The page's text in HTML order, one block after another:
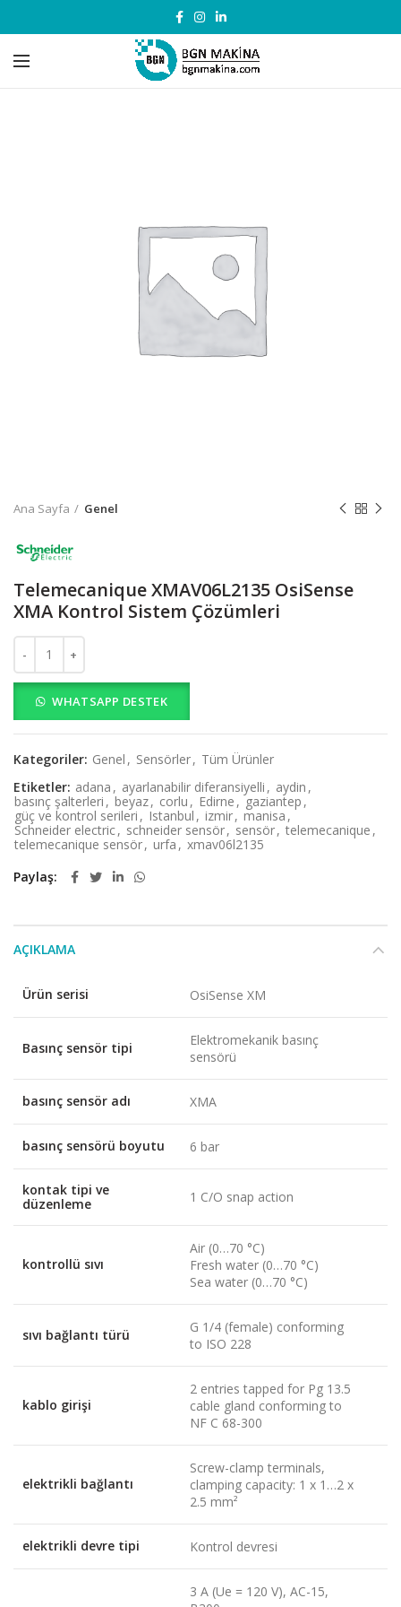
Ana Sayfa Genel
Telemecanique XMAV06L2135 OsiSense
XMA Kontrol Sistem Çözümleri
Telemecanique XMAV06L2135 OsiSense XMA Kontrol Sistem
WHATSAPP DESTEK
Kategoriler: Genel , Sensörler, Tüm Ürünler
Etiketler: adana , ayarlanabilir diferansiyelli , aydin ,
basınç şalterleri , beyaz, corlu , Edirne , gaziantep ,
güç ve kontrol serileri , Istanbul , izmir, manisa ,
Schneider electric, schneider sensör, sensör, telemecanique ,
telemecanique sensör, urfa , xmav06l2135
Paylaş
AÇIKLAMA
Ürün serisi OsiSense XM
Basınç sensör tipi
Elektromekanik basınç
sensörü
basınç sensör adı XMA
basınç sensörü boyutu 6 bar
kontak tipi ve
düzenleme
1 C/O snap action
kontrollü sıvı
Air (0…70 °C)
Fresh water (0…70 °C)
Sea water (0…70 °C)
sıvı bağlantı türü
G 1/4 (female) conforming
to ISO 228
kablo girişi
2 entries tapped for Pg 13.5
cable gland conforming to
NF C 68-300
elektrikli bağlantı
Screw-clamp terminals,
clamping capacity: 1 x 1…2 x
2.5 mm²
elektrikli devre tipi Kontrol devresi
3 A (Ue = 120 V), AC-15,